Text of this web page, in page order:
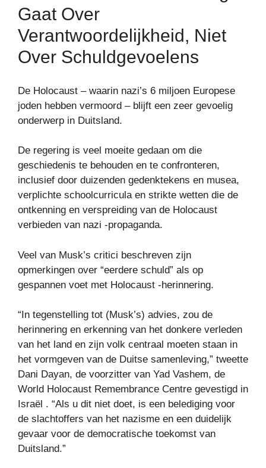
Gaat Over
Verantwoordelijkheid, Niet
Over Schuldgevoelens
De Holocaust – waarin nazi’s 6 miljoen Europese
joden hebben vermoord – blijft een zeer gevoelig
onderwerp in Duitsland.
De regering is veel moeite gedaan om die
geschiedenis te behouden en te confronteren,
inclusief door duizenden gedenktekens en musea,
verplichte schoolcurricula en strikte wetten die de
ontkenning en verspreiding van de Holocaust
verbieden van nazi -propaganda.
Veel van Musk’s critici beschreven zijn
opmerkingen over “eerdere schuld” als op
gespannen voet met Holocaust -herinnering.
“In tegenstelling tot (Musk’s) advies, zou de
herinnering en erkenning van het donkere verleden
van het land en zijn volk centraal moeten staan ​​in
het vormgeven van de Duitse samenleving,” tweette
Dani Dayan, de voorzitter van Yad Vashem, de
World Holocaust Remembrance Centre gevestigd in
Israël . “Als u dit niet doet, is een belediging voor
de slachtoffers van het nazisme en een duidelijk
gevaar voor de democratische toekomst van
Duitsland.”